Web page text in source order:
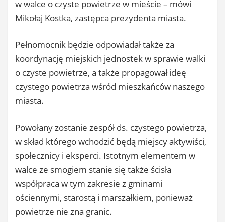
w walce o czyste powietrze w mieście – mówi
Mikołaj Kostka, zastępca prezydenta miasta.
Pełnomocnik będzie odpowiadał także za
koordynację miejskich jednostek w sprawie walki
o czyste powietrze, a także propagował ideę
czystego powietrza wśród mieszkańców naszego
miasta.
Powołany zostanie zespół ds. czystego powietrza,
w skład którego wchodzić będą miejscy aktywiści,
społecznicy i eksperci. Istotnym elementem w
walce ze smogiem stanie się także ścisła
współpraca w tym zakresie z gminami
ościennymi, starostą i marszałkiem, ponieważ
powietrze nie zna granic.